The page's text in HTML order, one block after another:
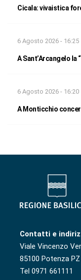
Cicala: vivaistica
6 Agosto 2026 - 16:25
A Sant’Arcangelo
6 Agosto 2026 - 16:20
A Monticchio
Contatti e
Viale Vincenzo
85100 Potenza PZ
Tel 0971 661111